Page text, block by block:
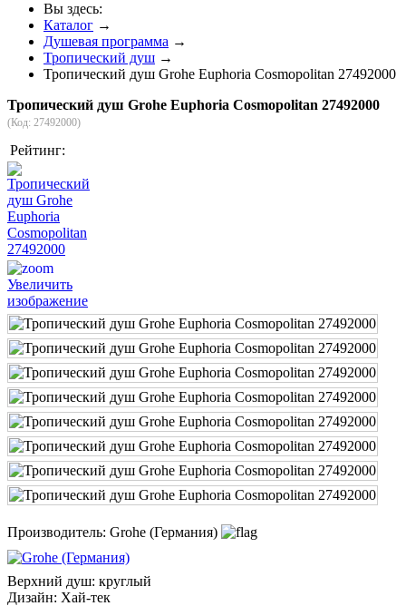
Вы здесь:
Каталог →
Душевая программа →
Тропический душ →
Тропический душ Grohe Euphoria Cosmopolitan 27492000
Тропический душ Grohe Euphoria Cosmopolitan 27492000
(Код: 27492000)
Рейтинг:
Увеличить
изображение
Производитель: Grohe (Германия)
Верхний душ: круглый
Дизайн: Хай-тек